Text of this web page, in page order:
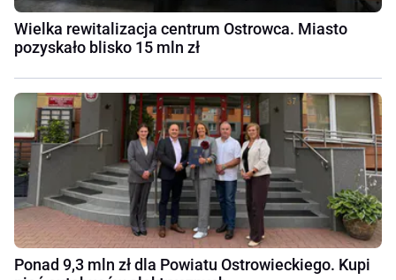
Wielka rewitalizacja centrum Ostrowca. Miasto
pozyskało blisko 15 mln zł
Ponad 9,3 mln zł dla Powiatu Ostrowieckiego. Kupi